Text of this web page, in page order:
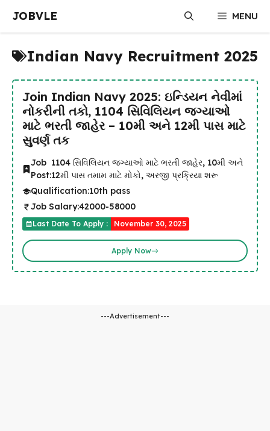
content
JOBVLE MENU
Indian Navy Recruitment 2025
Join Indian Navy 2025: ઇન્ડિયન નેવીમાં
નોકરીની તકો, 1104 સિવિલિયન જગ્યાઓ
માટે ભરતી જાહેર – 10મી અને 12મી પાસ માટે
સુવર્ણ તક
Job
Post:
1104 સિવિલિયન જગ્યાઓ માટે ભરતી જાહેર, 10મી અને
12મી પાસ તમામ માટે મોકો, અરજી પ્રક્રિયા શરૂ
Qualification:10th pass
Job Salary:42000-58000
Last Date To Apply : November 30, 2025
Apply Now
---Advertisement---